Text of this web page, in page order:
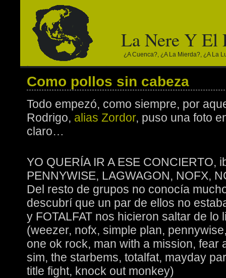
La Nere Y
¿a Cuenca?, ¿a La Mierda?, ¿a La
Como pollos sin cabeza
Todo empezó, como siempre, por
Rodrigo, alias Zordor, puso una foto
claro…
YO QUERÍA IR A ESE CONCIERTO,
PENNYWISE, LAGWAGON, NOFX,
Del resto de grupos no conocía
descubrí que un par de ellos no
y FOTALFAT nos hicieron saltar de lo
(weezer, nofx, simple plan,
one ok rock, man with a mission, fear
sim, the starbems, totalfat, mayday
title fight, knock out monkey)